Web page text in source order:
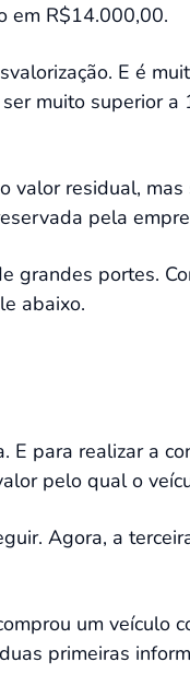
em R$14.000,00.
E é
muito superior
residual,
pela
grandes portes.
abaixo.
para realizar a
pelo qual o
Agora, a
um
primeiras